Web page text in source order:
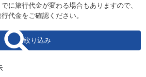
に旅行代金が変わる場合もありますので、
代金をご確認ください。
絞り込み